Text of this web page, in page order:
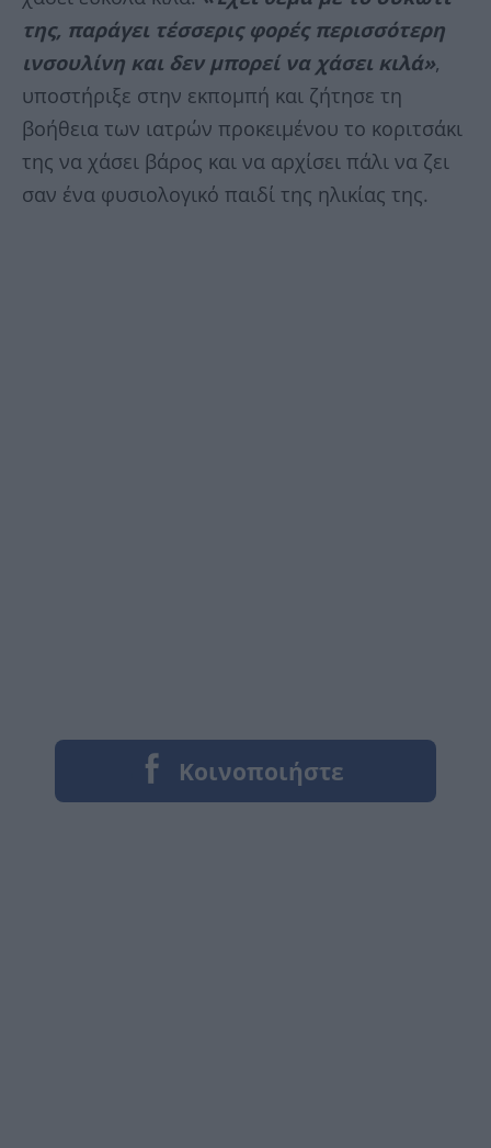
της, παράγει τέσσερις φορές περισσότερη
ινσουλίνη και δεν μπορεί να χάσει κιλά»,
υποστήριξε στην εκπομπή και ζήτησε τη
βοήθεια των ιατρών προκειμένου το κοριτσάκι
της να χάσει βάρος και να αρχίσει πάλι να ζει
σαν ένα φυσιολογικό παιδί της ηλικίας της.